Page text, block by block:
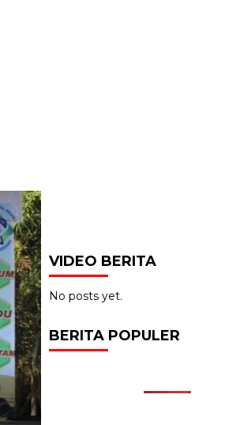
VIDEO BERITA
No posts yet.
BERITA POPULER